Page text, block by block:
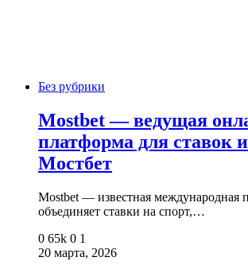
Без рубрики
Mostbet — ведущая
платформа для ставок
Мостбет
Mostbet — известная международная
объединяет ставки на спорт,…
0 65k 0 1
20 марта, 2026